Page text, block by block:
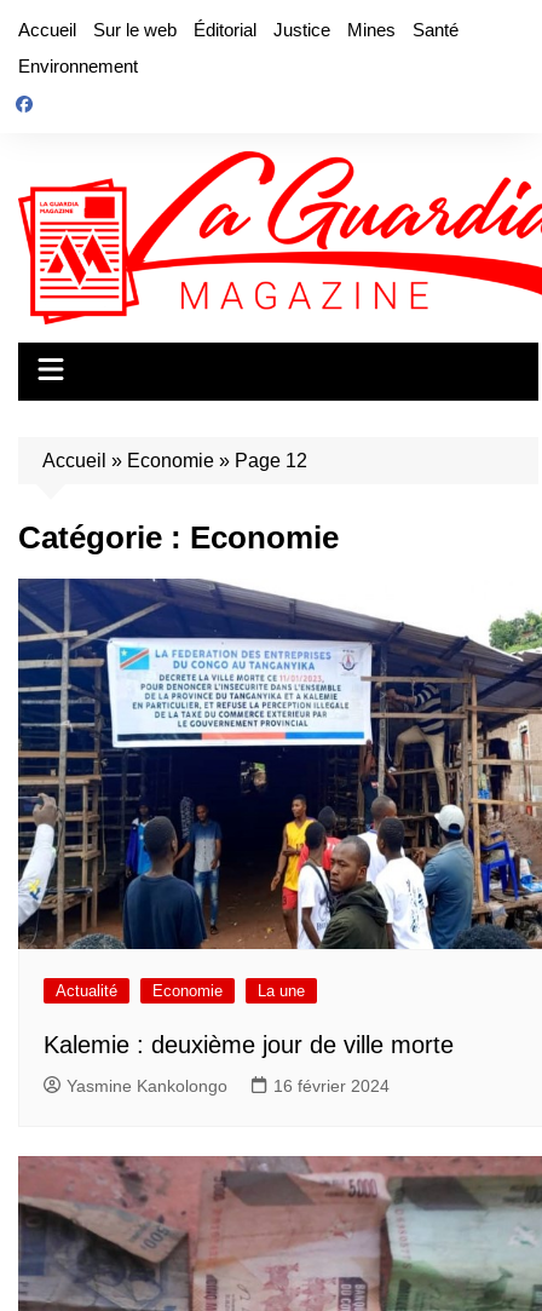
contenu
Accueil Sur le web Éditorial Justice Mines
Santé
Environnement
Accueil » Economie » Page 12
Catégorie : Economie
Actualité Economie La une
Kalemie : deuxième jour de ville morte
Yasmine Kankolongo 16 février 2024